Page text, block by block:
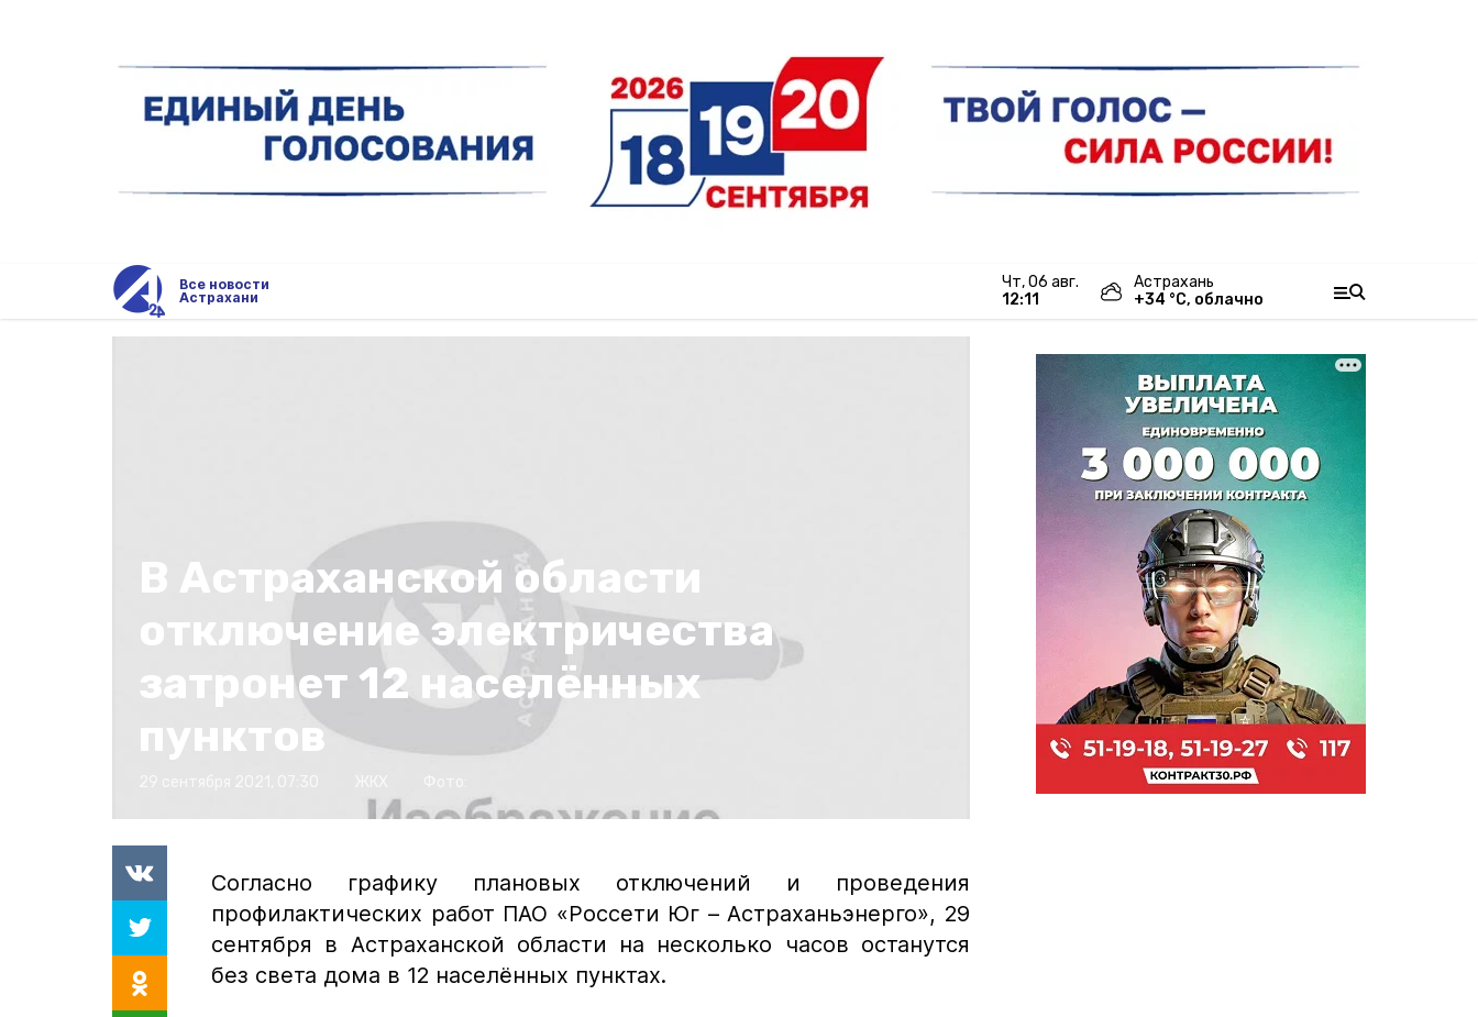
Все новости
Астрахани
чт, 06 авг.
12:11
Астрахань
+34 °С, облачно
В Астраханской области
отключение электричества
затронет 12 населённых
пунктов
Согласно графику плановых отключений и проведения
профилактических работ ПАО «Россети Юг – Астраханьэнерго», 29
сентября в Астраханской области на несколько часов останутся
без света дома в 12 населённых пунктах.